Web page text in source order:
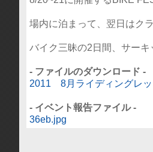
場内に泊まって、翌日はク
バイク三昧の2日間、サー
- ファイルのダウンロード -
2011 8月ライディングレ
- イベント報告ファイル -
36eb.jpg